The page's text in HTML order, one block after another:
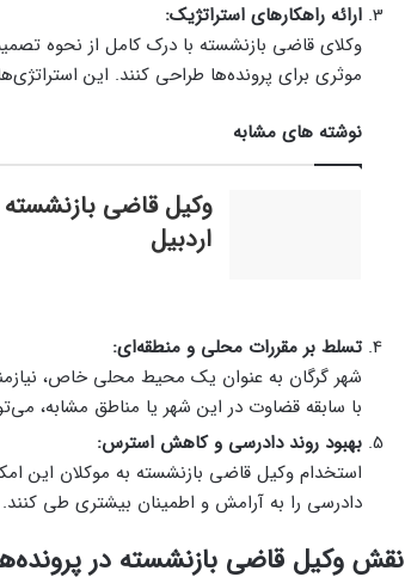
ارائه راهکارهای استراتژیک:
وکلای قاضی بازنشسته با درک کامل از نحوه
موثری برای پرونده‌ها طراحی کنند. این
نوشته های مشابه
وکیل قاضی بازنشسته
اردبیل
تسلط بر مقررات محلی و منطقه‌ای:
شهر گرگان به عنوان یک محیط محلی خاص،
با سابقه قضاوت در این شهر یا مناطق مشابه،
بهبود روند دادرسی و کاهش استرس:
استخدام وکیل قاضی بازنشسته به موکلان این
دادرسی را به آرامش و اطمینان بیشتری طی کنند.
نقش وکیل قاضی بازنشسته در